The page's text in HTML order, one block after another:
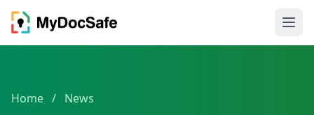
Home / News